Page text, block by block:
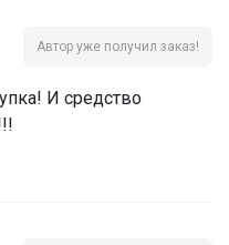
Автор уже получил заказ!
И средство